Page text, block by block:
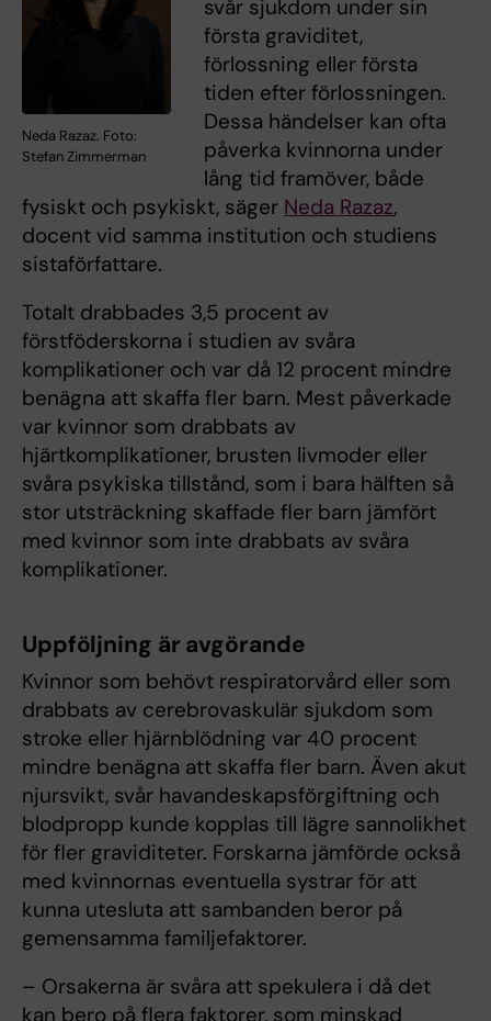
Neda Razaz. Foto:
Stefan Zimmerman
svår sjukdom under sin
första graviditet,
förlossning eller första
tiden efter förlossningen.
Dessa händelser kan ofta
påverka kvinnorna under
lång tid framöver, både
fysiskt och psykiskt, säger Neda Razaz,
docent vid samma institution och studiens
sistaförfattare.
Totalt drabbades 3,5 procent av
förstföderskorna i studien av svåra
komplikationer och var då 12 procent mindre
benägna att skaffa fler barn. Mest påverkade
var kvinnor som drabbats av
hjärtkomplikationer, brusten livmoder eller
svåra psykiska tillstånd, som i bara hälften så
stor utsträckning skaffade fler barn jämfört
med kvinnor som inte drabbats av svåra
komplikationer.
Uppföljning är avgörande
Kvinnor som behövt respiratorvård eller som
drabbats av cerebrovaskulär sjukdom som
stroke eller hjärnblödning var 40 procent
mindre benägna att skaffa fler barn. Även akut
njursvikt, svår havandeskapsförgiftning och
blodpropp kunde kopplas till lägre sannolikhet
för fler graviditeter. Forskarna jämförde också
med kvinnornas eventuella systrar för att
kunna utesluta att sambanden beror på
gemensamma familjefaktorer.
– Orsakerna är svåra att spekulera i då det
kan bero på flera faktorer, som minskad